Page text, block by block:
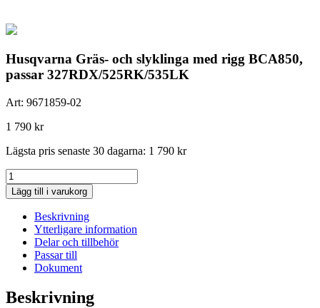
Husqvarna Gräs- och slyklinga med rigg BCA850,
passar 327RDX/525RK/535LK
Art: 9671859-02
1 790 kr
Lägsta pris senaste 30 dagarna: 1 790 kr
Husqvarna
Gräs-
och
slyklinga
med
BCA850,
passar
327RDX/525RK/535LK
mängd
Lägg till i varukorg
Beskrivning
Ytterligare information
Delar och tillbehör
Passar till
Dokument
Beskrivning